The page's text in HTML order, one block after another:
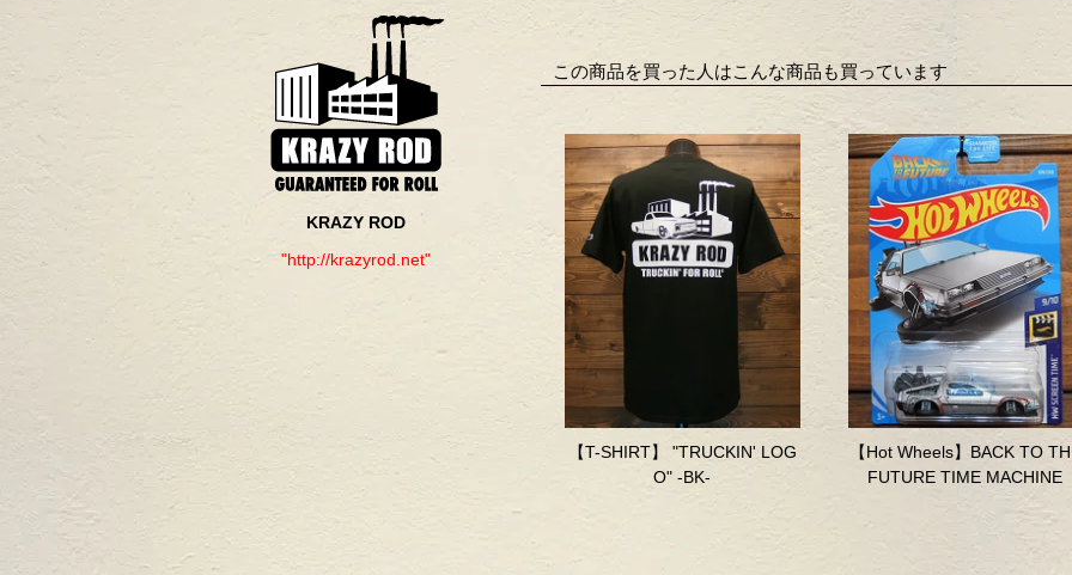
この商品を買った人はこんな商品も買っています
【T-SHIRT】 "TRUCKIN' LOG
O" -BK-
【Hot Wheels】BACK TO
FUTURE TIME MACHINE
KRAZY ROD
"http://krazyrod.net"